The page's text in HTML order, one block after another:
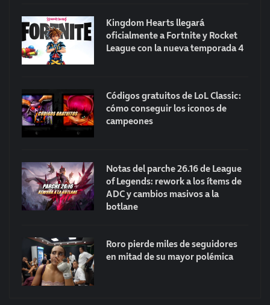
Kingdom Hearts llegará
oficialmente a Fortnite y Rocket
League con la nueva temporada 4
Códigos gratuitos de LoL Classic:
cómo conseguir los iconos de
campeones
Notas del parche 26.16 de League
of Legends: rework a los ítems de
ADC y cambios masivos a la
botlane
Roro pierde miles de seguidores
en mitad de su mayor polémica